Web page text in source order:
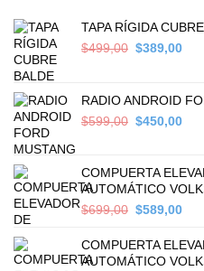
TAPA RÍGIDA
$499,00 Original
$499,00.
$389,00
RADIO ANDROID
$599,00 Original
$599,00.
$450,00
COMPUERTA
AUTOMÁTICO
$699,00 Original
was:
$699,00.
$589,00
is:
COMPUERTA
AUTOMÁTICO